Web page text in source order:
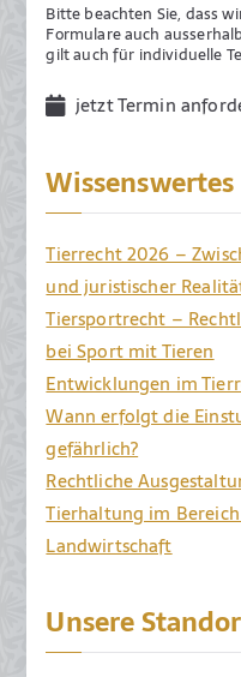
Bitte beachten Sie, dass
Formulare auch
gilt auch für individuelle
jetzt Termin
Wissenswertes
Tierrecht 2026 –
und juristischer
Tiersportrecht –
bei Sport mit Tieren
Entwicklungen im
Wann erfolgt die
gefährlich?
Rechtliche
Tierhaltung im
Landwirtschaft
Unsere